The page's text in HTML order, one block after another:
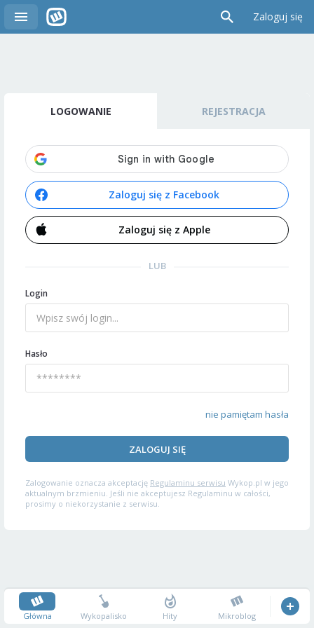
Zaloguj się
LOGOWANIE REJESTRACJA
Zaloguj się z Facebook
Zaloguj się z Apple
LUB
Login
Hasło
nie pamiętam hasła
ZALOGUJ SIĘ
Zalogowanie oznacza akceptację Regulaminu serwisu Wykop.pl w jego
aktualnym brzmieniu. Jeśli nie akceptujesz Regulaminu w całości,
prosimy o niekorzystanie z serwisu.
Główna Wykopalisko Hity Mikroblog